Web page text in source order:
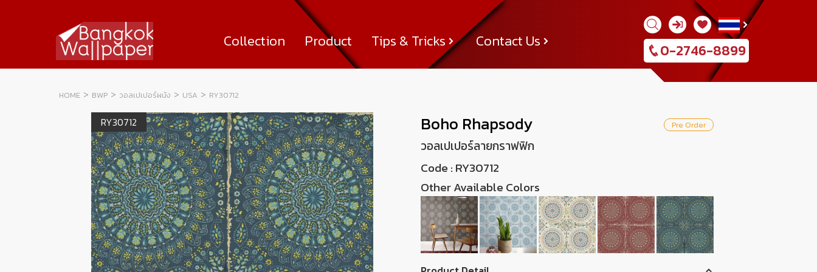
Collection Product Tips & Tricks Contact Us 0-2746-8899
HOME BWP วอลเปเปอร์ผนัง USA RY30712
RY30712 Boho Rhapsody Pre Order
วอลเปเปอร์ลายกราฟฟิก
Code : RY30712
Other Available Colors